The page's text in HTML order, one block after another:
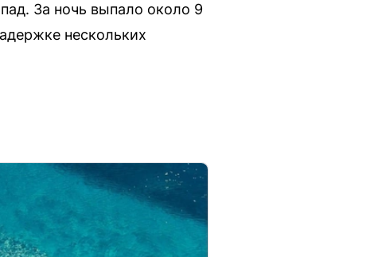
За ночь выпало около 9
нескольких